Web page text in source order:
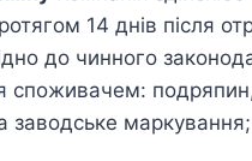
14 днів після
до чинного
споживачем:
заводське